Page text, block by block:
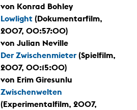
von Konrad Bohley
Lowlight (Dokumentarfilm,
2007, 00:57:00)
von Julian Neville
Der Zwischenmieter (Spielfilm,
2007, 00:15:00)
von Erim Giresunlu
Zwischenwelten
(Experimentalfilm, 2007,